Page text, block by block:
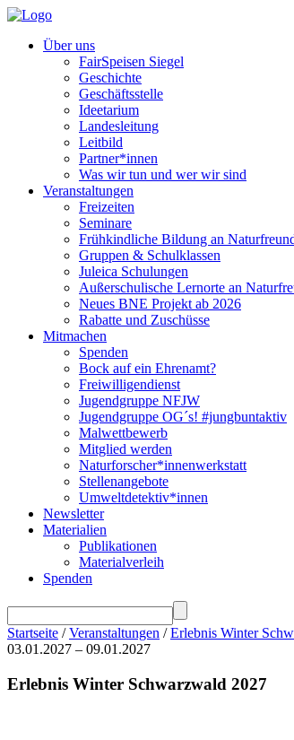
Über uns
FairSpeisen Siegel
Geschichte
Geschäftsstelle
Ideetarium
Landesleitung
Leitbild
Partner*innen
Was wir tun und wer wir sind
Veranstaltungen
Freizeiten
Seminare
Frühkindliche Bildung an
Gruppen & Schulklassen
Juleica Schulungen
Außerschulische Lernorte an
Neues BNE Projekt ab 2026
Rabatte und Zuschüsse
Mitmachen
Spenden
Bock auf ein Ehrenamt?
Freiwilligendienst
Jugendgruppe NFJW
Jugendgruppe OG´s! #jungbuntaktiv
Malwettbewerb
Mitglied werden
Naturforscher*innenwerkstatt
Stellenangebote
Umweltdetektiv*innen
Newsletter
Materialien
Publikationen
Materialverleih
Spenden
Startseite /Veranstaltungen /Erlebnis Winter
03.01.2027 – 09.01.2027
Erlebnis Winter Schwarzwald 2027